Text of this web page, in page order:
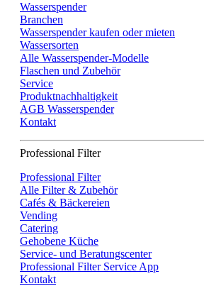
Wasserspender
Branchen
Wasserspender kaufen oder mieten
Wassersorten
Alle Wasserspender-Modelle
Flaschen und Zubehör
Service
Produktnachhaltigkeit
AGB Wasserspender
Kontakt
Professional Filter
Professional Filter
Alle Filter & Zubehör
Cafés & Bäckereien
Vending
Catering
Gehobene Küche
Service- und Beratungscenter
Professional Filter Service App
Kontakt